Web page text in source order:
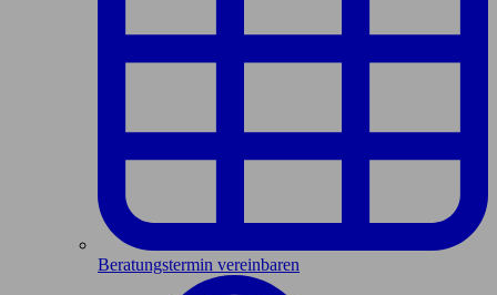
Beratungstermin vereinbaren